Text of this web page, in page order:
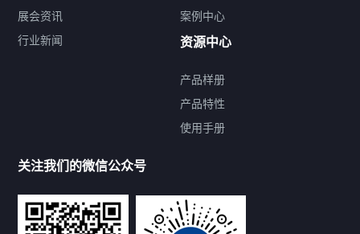
提交您的需求，免费获取产品资料
--亦可拨打我们的24小时服务咨询热线--
13912479193
展会资讯
行业新闻
案例中心
资源中心
产品样册
产品特性
使用手册
关注我们的微信公众号